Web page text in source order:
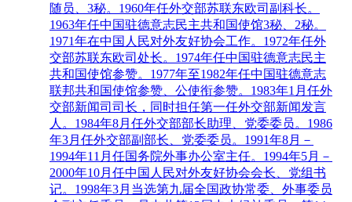
随员、3秘。1960年任外交部苏联东欧司副科长。
1963年任中国驻德意志民主共和国使馆3秘、2秘。
1971年在中国人民对外友好协会工作。1972年任外
交部苏联东欧司处长。1974年任中国驻德意志民主
共和国使馆参赞。1977年至1982年任中国驻德意志
联邦共和国使馆参赞、公使衔参赞。1983年1月任外
交部新闻司司长，同时担任第一任外交部新闻发言
人。1984年8月任外交部部长助理、党委委员。1986
年3月任外交部副部长、党委委员。1991年8月－
1994年11月任国务院外事办公室主任。1994年5月－
2000年10月任中国人民对外友好协会会长、党组书
记。1998年3月当选第九届全国政协常委、外事委员